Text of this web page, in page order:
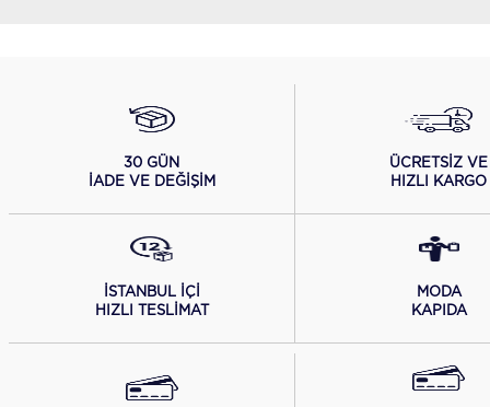
30 GÜN
İADE VE DEĞİŞİM
ÜCRETSİZ VE
HIZLI KARGO
İSTANBUL İÇİ
HIZLI TESLİMAT
MODA
KAPIDA